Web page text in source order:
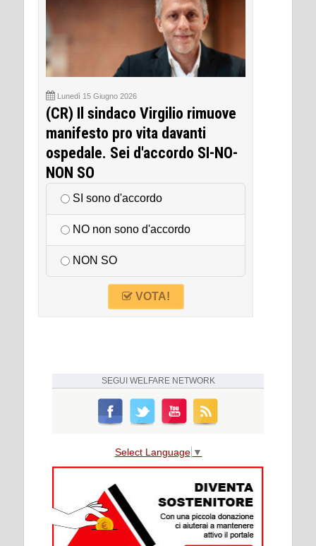
Lunedì 15 Giugno 2026
(CR) Il sindaco Virgilio rimuove
manifesto pro vita davanti
ospedale. Sei d'accordo SI-NO-
NON SO
SI sono d'accordo
NO non sono d'accordo
NON SO
VOTA!
SEGUI WELFARE NETWORK
Select Language ▼